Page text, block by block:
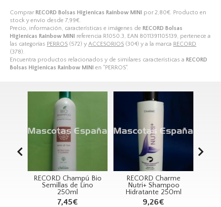
Comprar RECORD Bolsas Higienicas Rainbow MINI por 2,80€ . Producto en
stock y envío desde 7,99€
Precio, información, características e imágenes de RECORD Bolsas
Higienicas Rainbow MINI referencia R1050.3, EAN 8011391105139, pertenece a
las categorías PERROS (572) y ACCESORIOS (304) y a la marca RECORD
(378).
Encuentra productos relacionados y de similares características a RECORD
Bolsas Higienicas Rainbow MINI en "PERROS".
RECORD Champú Bio
Semillas de Lino
250ml
7,45€
RECORD Charme
Nutri+ Shampoo
Hidratante 250ml
9,26€